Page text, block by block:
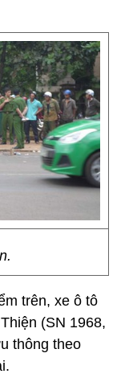
trên, xe ô tô
(SN 1968,
thông theo